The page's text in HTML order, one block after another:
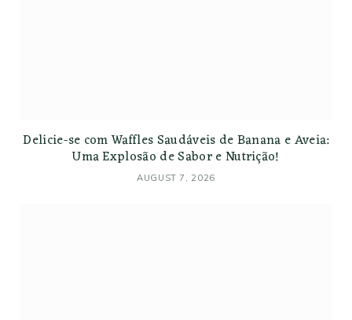
Delicie-se com Waffles Saudáveis de Banana e Aveia:
Uma Explosão de Sabor e Nutrição!
AUGUST 7, 2026